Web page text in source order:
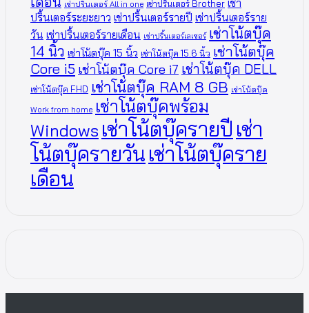
เช่าปริ้นเตอร์ All in one เช่าปริ้นเตอร์ Brother
ปริ้นเตอร์ระยะยาว เช่าปริ้นเตอร์รายปี เช่าปริ้นเตอร์ราย
วัน เช่าปริ้นเตอร์รายเดือน เช่าปริ้นเตอร์เลเซอร์ เช่าโน้ตบุ๊ค
14 นิ้ว เช่าโน้ตบุ๊ค 15 นิ้ว เช่าโน้ตบุ๊ค 15.6 นิ้ว เช่าโน้ตบุ๊ค
Core i5 เช่าโน้ตบุ๊ค Core i7 เช่าโน้ตบุ๊ค DELL
เช่าโน้ตบุ๊ค FHD เช่าโน้ตบุ๊ค RAM 8 GB เช่าโน้ตบุ๊ค
Work from home เช่าโน้ตบุ๊คพร้อม
Windows เช่าโน้ตบุ๊ครายปี เช่า
โน้ตบุ๊ครายวันเช่าโน้ตบุ๊คราย
เดือน